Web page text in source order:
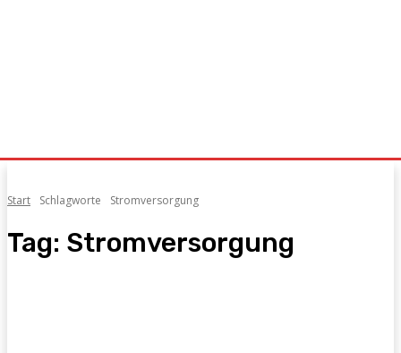
Start Schlagworte Stromversorgung
Tag: Stromversorgung